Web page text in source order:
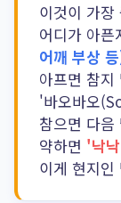
이것이 가장
어디가 아픈
어깨 부상
아프면 참지
'바오바오
참으면 다음
약하면 '낙
이게 현지인